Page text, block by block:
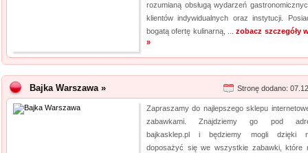
rozumianą obsługą wydarzeń
klientów indywidualnych oraz instytucji.
bogatą ofertę kulinarną, ...zobacz szczegóły
»
Bajka Warszawa » Stronę dodano:
Zapraszamy do najlepszego sklepu
zabawkami. Znajdziemy go pod
bajkasklep.pl i będziemy mogli dzięki
doposażyć się we wszystkie zabawki, które